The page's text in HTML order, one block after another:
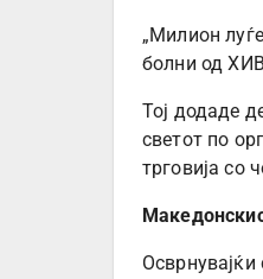
„Милион
болни од
Тој додаде
светот по
трговија со